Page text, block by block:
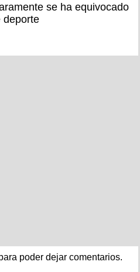
se ha equivocado
deporte
poder dejar comentarios.